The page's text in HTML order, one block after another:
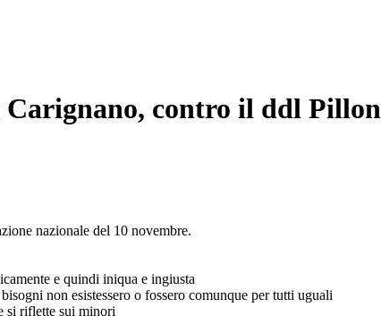
Carignano, contro il ddl Pillon
nazionale del 10 novembre.
e quindi iniqua e ingiusta
non esistessero o fossero comunque per tutti uguali
si riflette sui minori